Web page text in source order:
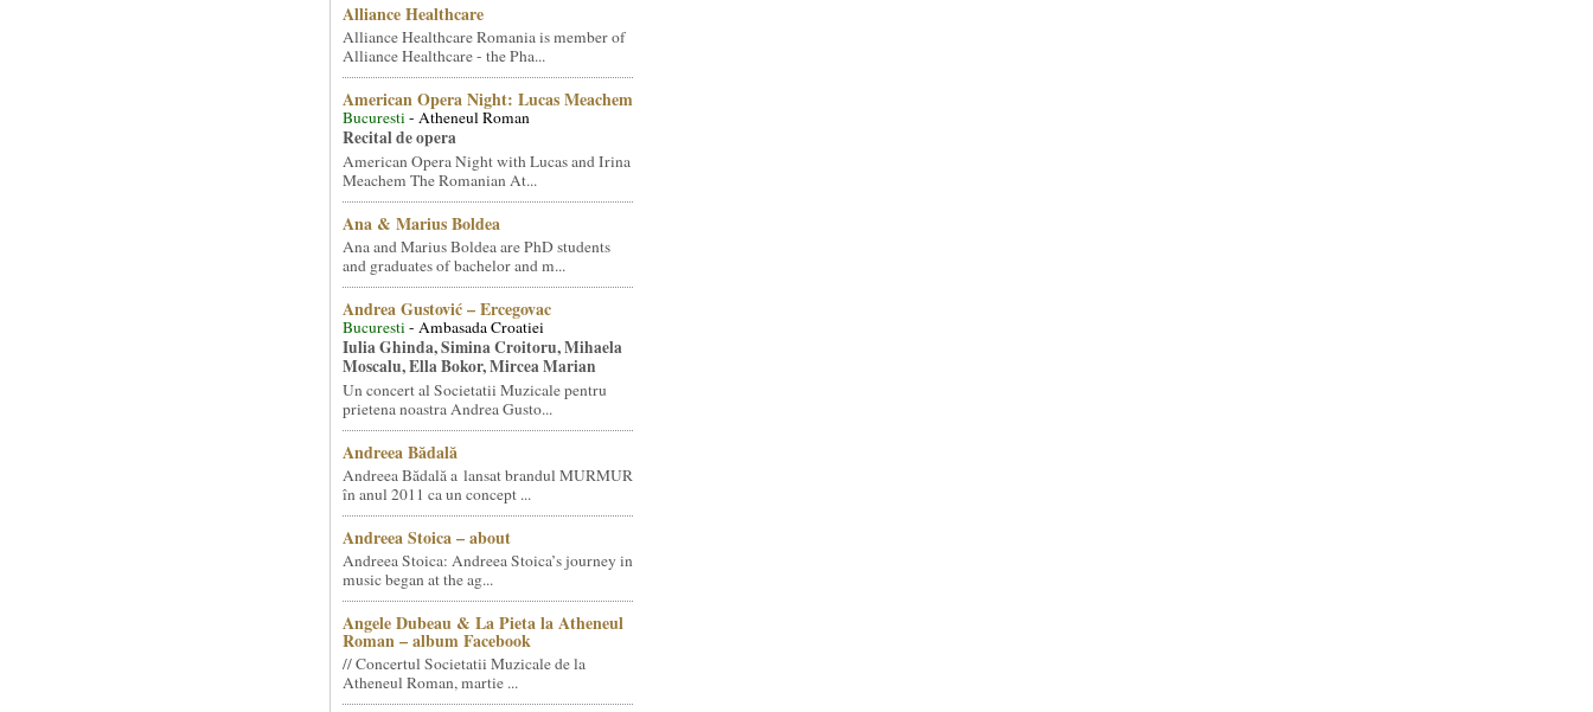
Alliance Healthcare
Alliance Healthcare Romania is member of
Alliance Healthcare - the Pha...
American Opera Night: Lucas Meachem
Bucuresti- Atheneul Roman
Recital de opera
American Opera Night with Lucas and Irina
Meachem The Romanian At...
Ana & Marius Boldea
Ana and Marius Boldea are PhD students
and graduates of bachelor and m...
Andrea Gustović – Ercegovac
Bucuresti- Ambasada Croatiei
Iulia Ghinda, Simina Croitoru, Mihaela
Moscalu, Ella Bokor, Mircea Marian
Un concert al Societatii Muzicale pentru
prietena noastra Andrea Gusto...
Andreea Bădală
Andreea Bădală a lansat brandul MURMUR
în anul 2011 ca un concept ...
Andreea Stoica – about
Andreea Stoica: Andreea Stoica’s journey in
music began at the ag...
Angele Dubeau & La Pieta la Atheneul
Roman – album Facebook
// Concertul Societatii Muzicale de la
Atheneul Roman, martie ...